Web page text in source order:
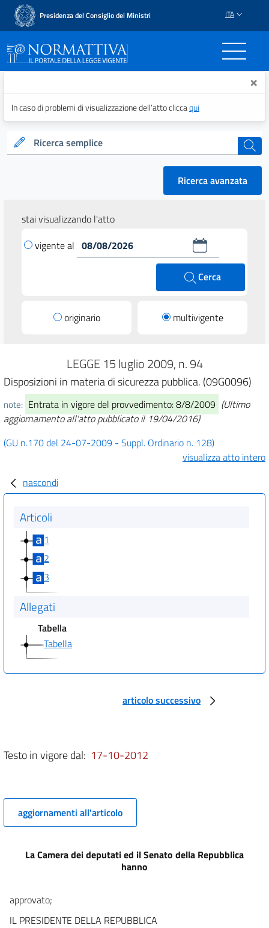
Presidenza del Consiglio dei Ministri ITA
Normattiva - Il portale ×
In caso di problemi di visualizzazione dell’atto cliccaqui
Ricerca semplice cerca
Ricerca avanzata
stai visualizzando l'atto
vigente al
Cerca
originario multivigente
LEGGE 15 luglio 2009, n. 94
Disposizioni in materia di sicurezza pubblica. (09G0096)
note: Entrata in vigore del provvedimento: 8/8/2009 (Ultimo
aggiornamento all'atto pubblicato il 19/04/2016)
(GU n.170 del 24-07-2009 - Suppl. Ordinario n. 128)
visualizza atto intero
nascondi
Articoli
1
2
3
Allegati
Tabella
Tabella
articolo successivo
Testo in vigore dal: 17-10-2012
aggiornamenti all'articolo
La Camera dei deputati ed il Senato della Repubblica
hanno
approvato;
IL PRESIDENTE DELLA REPUBBLICA